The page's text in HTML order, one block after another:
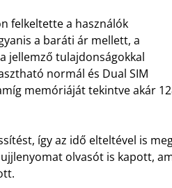
felkeltette a használók
a baráti ár mellett, a
jellemző tulajdonságokkal
normál és Dual SIM
memóriáját tekintve akár
így az idő elteltével is
olvasót is kapott,